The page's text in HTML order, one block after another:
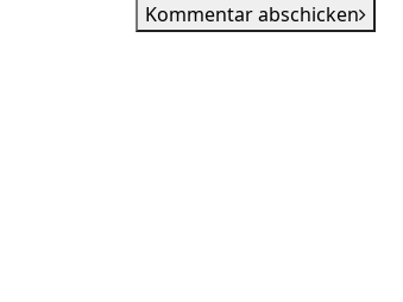
Kommentar abschicken